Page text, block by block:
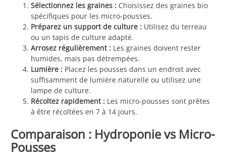
Sélectionnez les graines : Choisissez des graines bio
spécifiques pour les micro-pousses.
Préparez un support de culture : Utilisez du terreau
ou un tapis de culture adapté.
Arrosez régulièrement : Les graines doivent rester
humides, mais pas détrempées.
Lumière : Placez les pousses dans un endroit avec
suffisamment de lumière naturelle ou utilisez une
lampe de culture.
Récoltez rapidement : Les micro-pousses sont prêtes
à être récoltées en 7 à 14 jours.
Comparaison : Hydroponie vs Micro-
Pousses